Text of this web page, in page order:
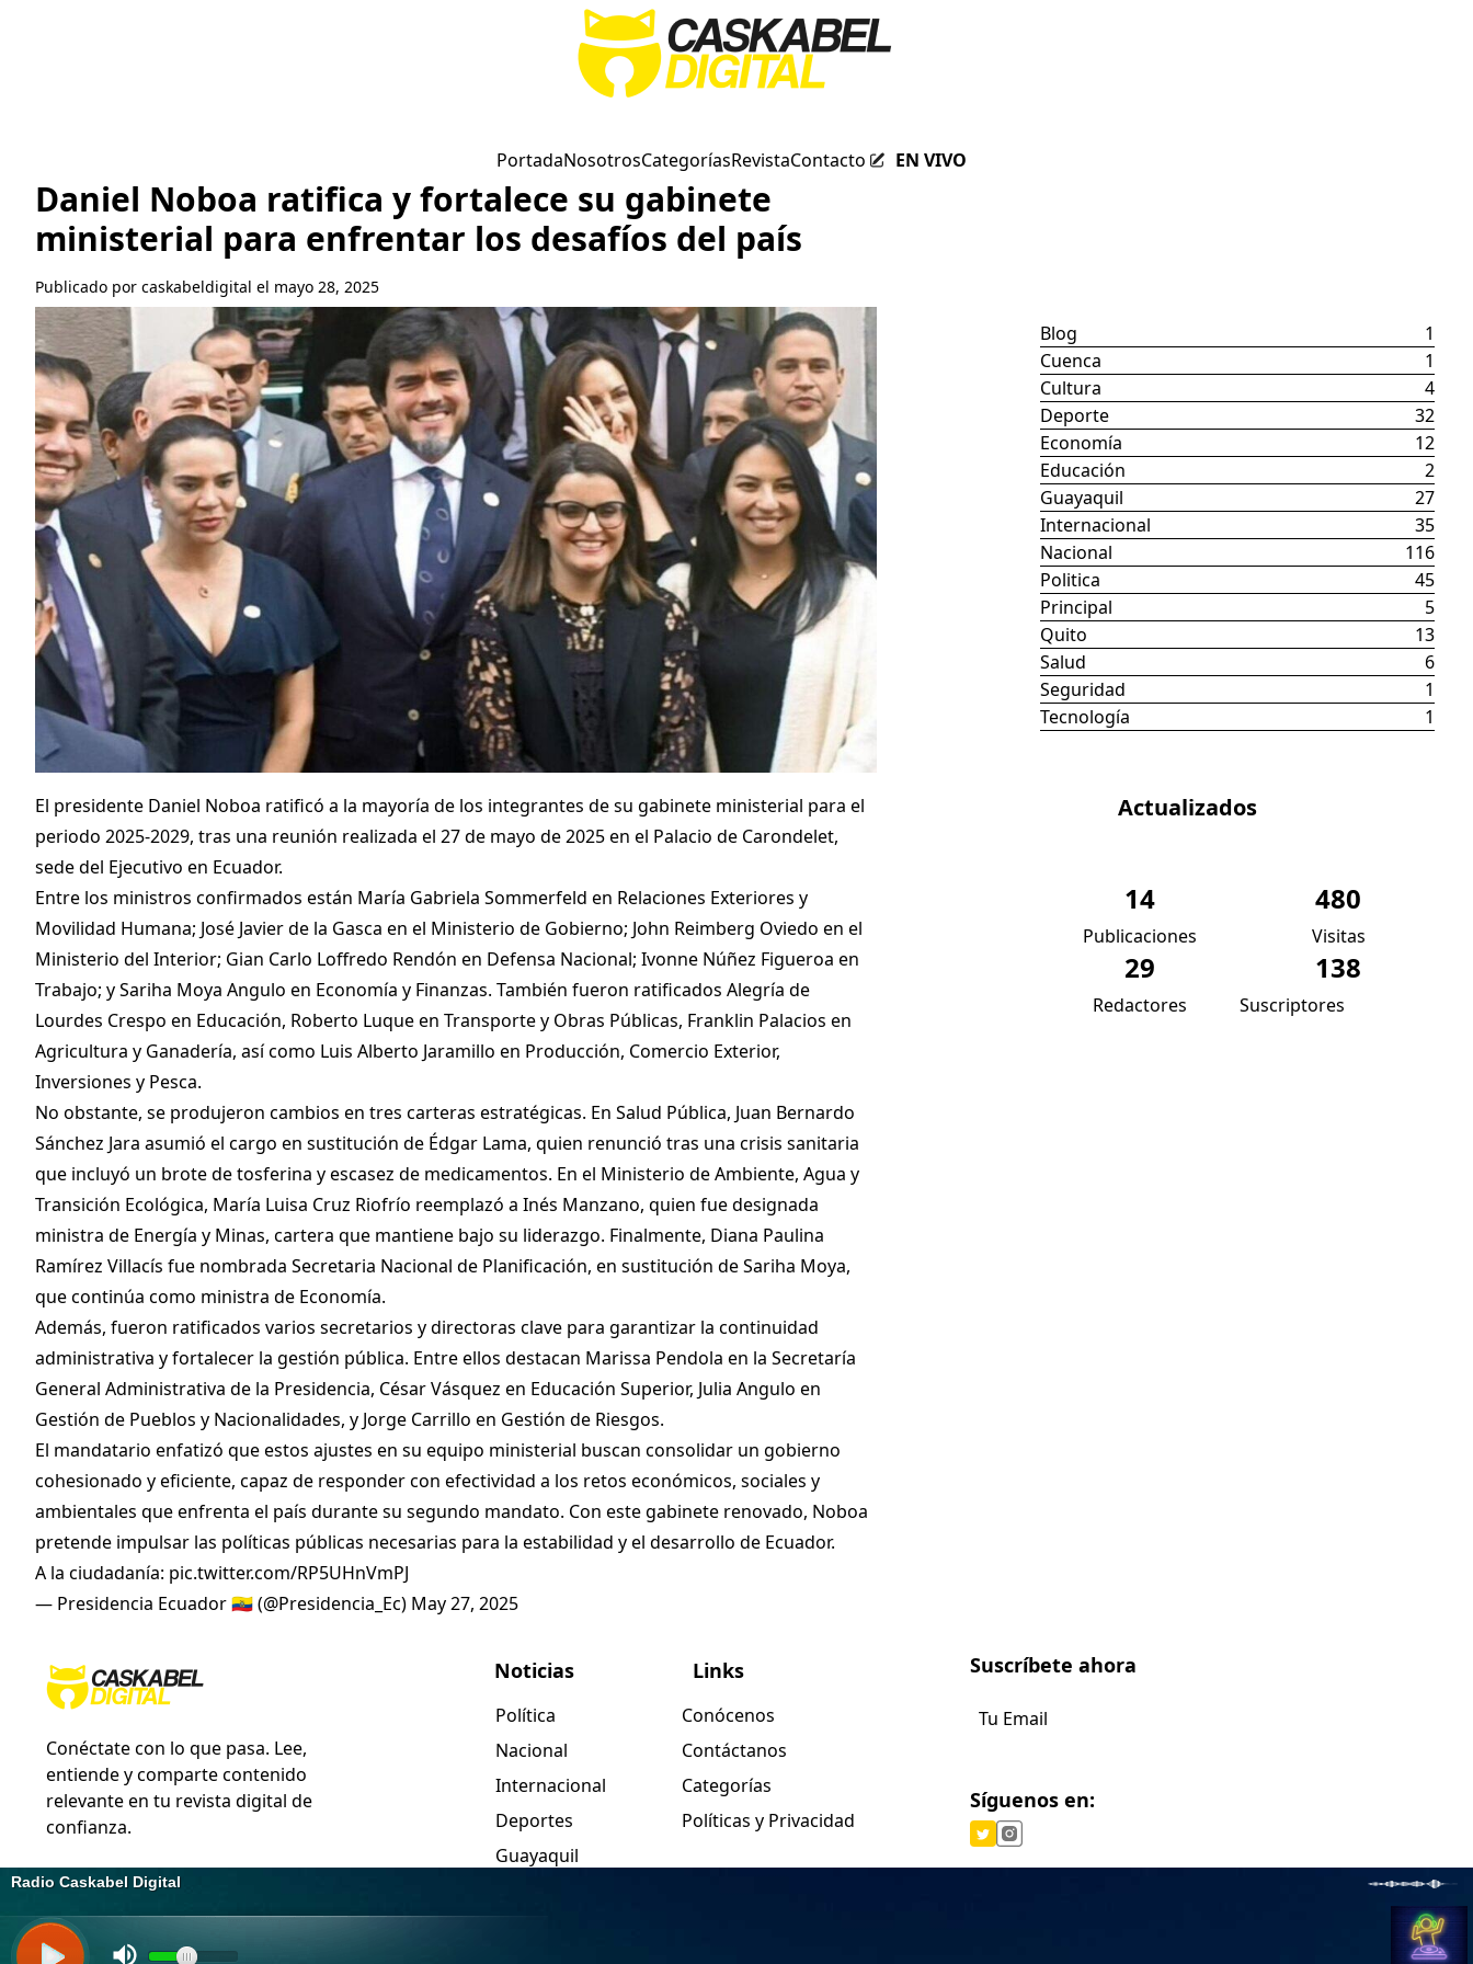
PortadaNosotrosCategoríasRevistaContacto EN VIVO
Daniel Noboa ratifica y fortalece su gabinete
ministerial para enfrentar los desafíos del país
Publicado por caskabeldigital el mayo 28, 2025
El presidente Daniel Noboa ratificó a la mayoría de los integrantes de su gabinete ministerial para el
periodo 2025-2029, tras una reunión realizada el 27 de mayo de 2025 en el Palacio de Carondelet,
sede del Ejecutivo en Ecuador.
Entre los ministros confirmados están María Gabriela Sommerfeld en Relaciones Exteriores y
Movilidad Humana; José Javier de la Gasca en el Ministerio de Gobierno; John Reimberg Oviedo en el
Ministerio del Interior; Gian Carlo Loffredo Rendón en Defensa Nacional; Ivonne Núñez Figueroa en
Trabajo; y Sariha Moya Angulo en Economía y Finanzas. También fueron ratificados Alegría de
Lourdes Crespo en Educación, Roberto Luque en Transporte y Obras Públicas, Franklin Palacios en
Agricultura y Ganadería, así como Luis Alberto Jaramillo en Producción, Comercio Exterior,
Inversiones y Pesca.
No obstante, se produjeron cambios en tres carteras estratégicas. En Salud Pública, Juan Bernardo
Sánchez Jara asumió el cargo en sustitución de Édgar Lama, quien renunció tras una crisis sanitaria
que incluyó un brote de tosferina y escasez de medicamentos. En el Ministerio de Ambiente, Agua y
Transición Ecológica, María Luisa Cruz Riofrío reemplazó a Inés Manzano, quien fue designada
ministra de Energía y Minas, cartera que mantiene bajo su liderazgo. Finalmente, Diana Paulina
Ramírez Villacís fue nombrada Secretaria Nacional de Planificación, en sustitución de Sariha Moya,
que continúa como ministra de Economía.
Además, fueron ratificados varios secretarios y directoras clave para garantizar la continuidad
administrativa y fortalecer la gestión pública. Entre ellos destacan Marissa Pendola en la Secretaría
General Administrativa de la Presidencia, César Vásquez en Educación Superior, Julia Angulo en
Gestión de Pueblos y Nacionalidades, y Jorge Carrillo en Gestión de Riesgos.
El mandatario enfatizó que estos ajustes en su equipo ministerial buscan consolidar un gobierno
cohesionado y eficiente, capaz de responder con efectividad a los retos económicos, sociales y
ambientales que enfrenta el país durante su segundo mandato. Con este gabinete renovado, Noboa
pretende impulsar las políticas públicas necesarias para la estabilidad y el desarrollo de Ecuador.
A la ciudadanía: pic.twitter.com/RP5UHnVmPJ
— Presidencia Ecuador 🇪🇨 (@Presidencia_Ec) May 27, 2025
Blog
1
Cuenca
1
Cultura
4
Deporte
32
Economía
12
Educación
2
Guayaquil
27
Internacional
35
Nacional
116
Politica
45
Principal
5
Quito
13
Salud
6
Seguridad
1
Tecnología
1
Actualizados
14
Publicaciones
480
Visitas
29
Redactores
138
Suscriptores
Conéctate con lo que pasa. Lee,
entiende y comparte contenido
relevante en tu revista digital de
confianza.
Noticias
Política
Nacional
Internacional
Deportes
Guayaquil
Links
Conócenos
Contáctanos
Categorías
Políticas y Privacidad
Suscríbete ahora
Síguenos en: